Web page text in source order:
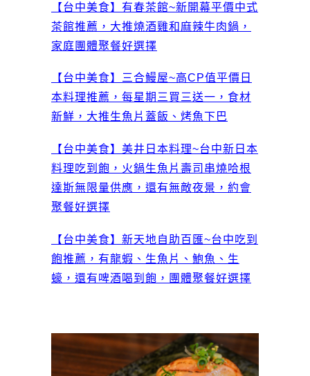
【台中美食】有春茶館~新開幕平價中式
茶館推薦，大推燒酒雞和麻辣牛肉鍋，
家庭團體聚餐好選擇
【台中美食】三合鰻屋~高CP值平價日
本料理推薦，每星期三買三送一，食材
新鮮，大推生魚片蓋飯、烤魚下巴
【台中美食】美井日本料理~台中新日本
料理吃到飽，火鍋生魚片壽司串燒哈根
達斯無限量供應，還有無敵夜景，約會
聚餐好選擇
【台中美食】新天地自助百匯~台中吃到
飽推薦，有龍蝦、生魚片、鮑魚、生
蠔，還有啤酒喝到飽，團體聚餐好選擇